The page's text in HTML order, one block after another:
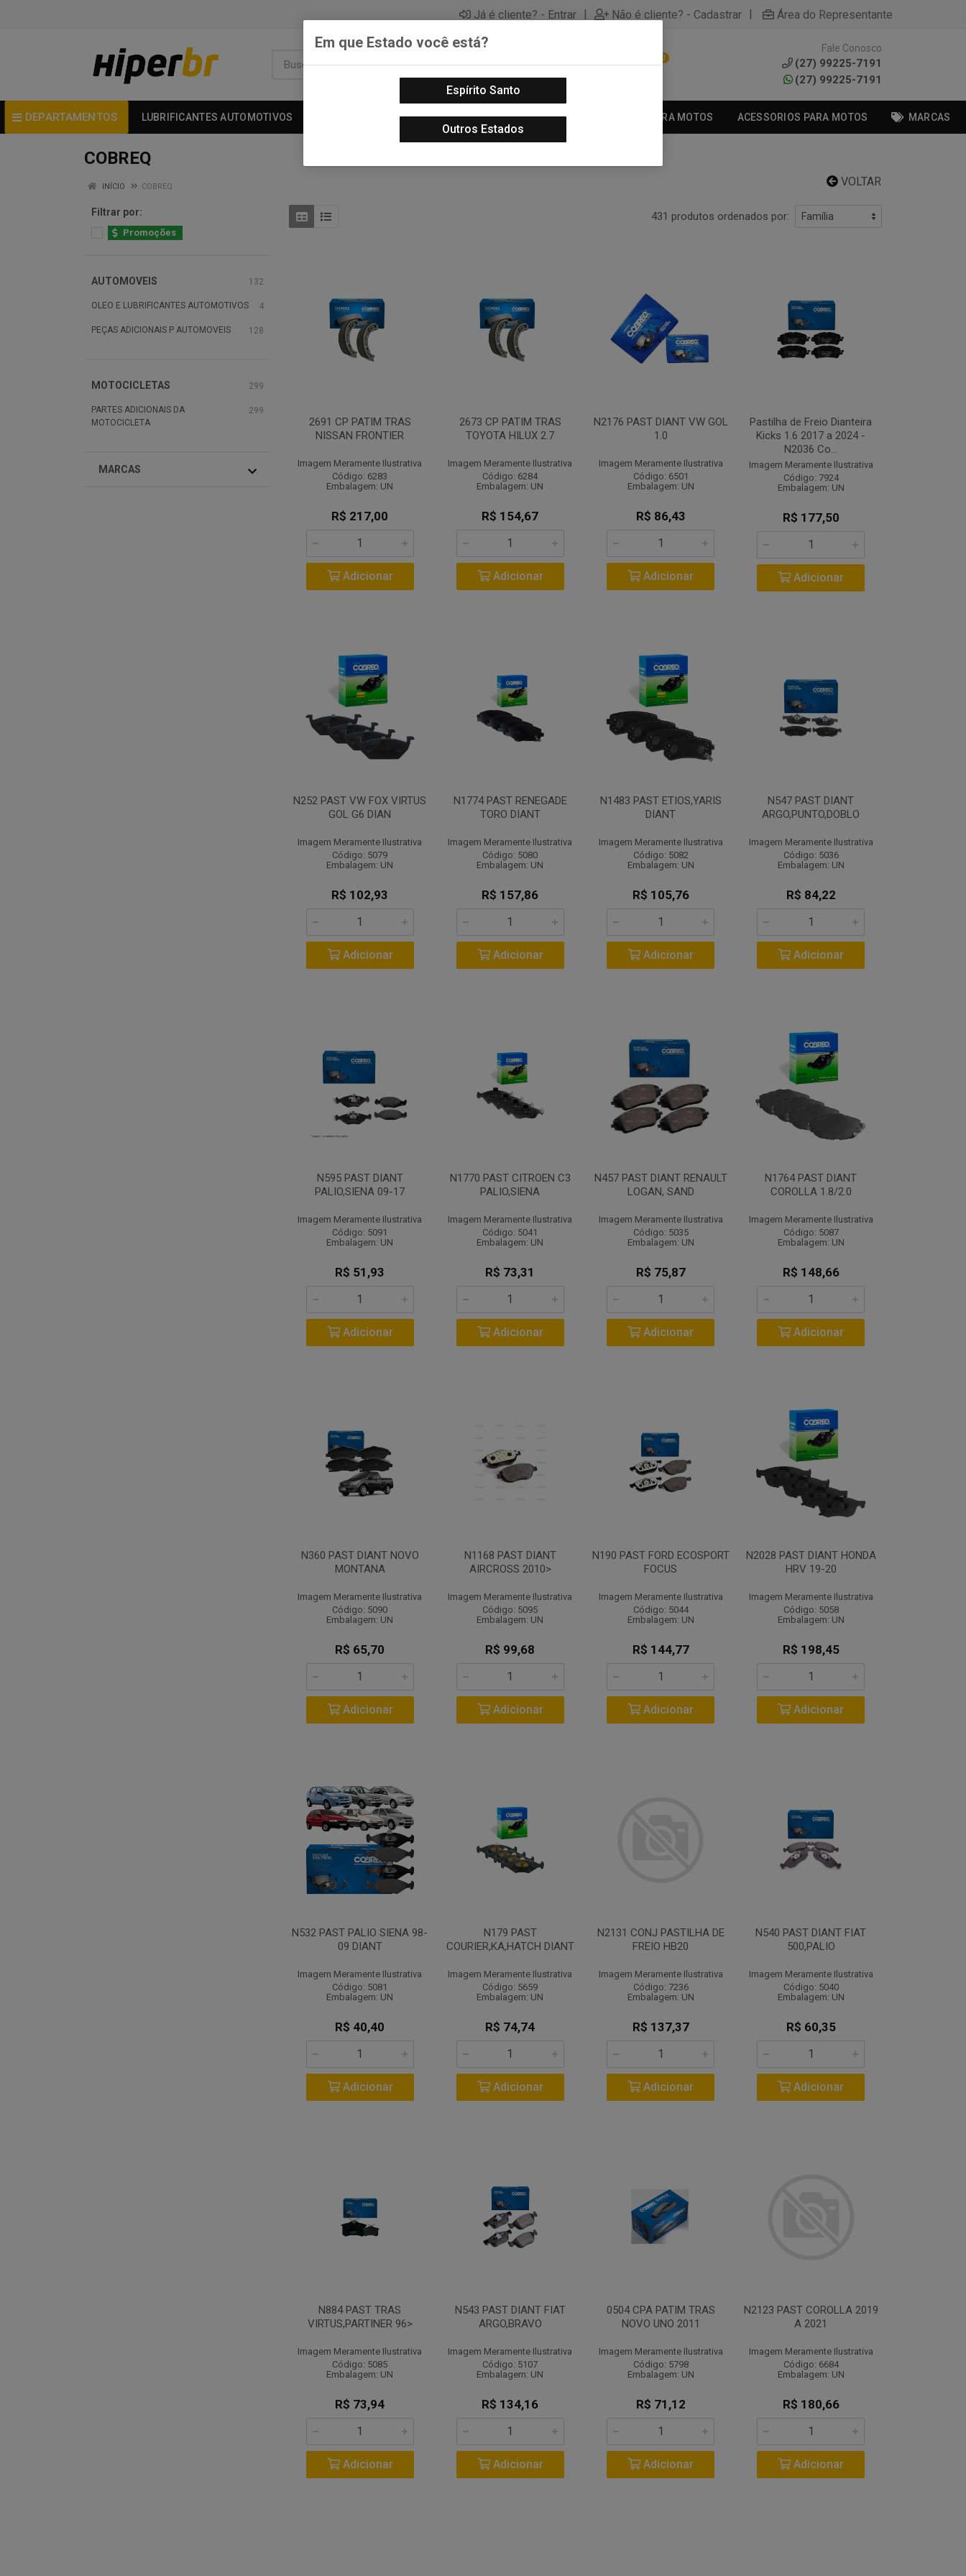
Já é cliente? - Entrar | Não é cliente? - Cadastrar | Área do Representante
0
Fale Conosco
(27) 99225-7191
(27) 99225-7191
DEPARTAMENTOS LUBRIFICANTES AUTOMOTIVOS PECAS AUTOMOTIVAS LUBRIFICANTES PARA MOTOS PECAS PARA MOTOS ACESSORIOS PARA MOTOS MARCAS
COBREQ
VOLTAR
INÍCIO COBREQ
Filtrar por:
Promoções
AUTOMOVEIS 132
OLEO E LUBRIFICANTES AUTOMOTIVOS 4
PEÇAS ADICIONAIS P AUTOMOVEIS 128
MOTOCICLETAS 299
PARTES ADICIONAIS DA
MOTOCICLETA
299
MARCAS
431 produtos ordenados por:
2691 CP PATIM TRAS
NISSAN FRONTIER
Imagem Meramente Ilustrativa
Código: 6283
Embalagem: UN
R$ 217,00
Adicionar
2673 CP PATIM TRAS
TOYOTA HILUX 2.7
Imagem Meramente Ilustrativa
Código: 6284
Embalagem: UN
R$ 154,67
Adicionar
N2176 PAST DIANT VW GOL
1.0
Imagem Meramente Ilustrativa
Código: 6501
Embalagem: UN
R$ 86,43
Adicionar
Pastilha de Freio Dianteira
Kicks 1.6 2017 a 2024 -
N2036 Co...
Imagem Meramente Ilustrativa
Código: 7924
Embalagem: UN
R$ 177,50
Adicionar
N252 PAST VW FOX VIRTUS
GOL G6 DIAN
Imagem Meramente Ilustrativa
Código: 5079
Embalagem: UN
R$ 102,93
Adicionar
N1774 PAST RENEGADE
TORO DIANT
Imagem Meramente Ilustrativa
Código: 5080
Embalagem: UN
R$ 157,86
Adicionar
N1483 PAST ETIOS,YARIS
DIANT
Imagem Meramente Ilustrativa
Código: 5082
Embalagem: UN
R$ 105,76
Adicionar
N547 PAST DIANT
ARGO,PUNTO,DOBLO
Imagem Meramente Ilustrativa
Código: 5036
Embalagem: UN
R$ 84,22
Adicionar
N595 PAST DIANT
PALIO,SIENA 09-17
Imagem Meramente Ilustrativa
Código: 5091
Embalagem: UN
R$ 51,93
Adicionar
N1770 PAST CITROEN C3
PALIO,SIENA
Imagem Meramente Ilustrativa
Código: 5041
Embalagem: UN
R$ 73,31
Adicionar
N457 PAST DIANT RENAULT
LOGAN, SAND
Imagem Meramente Ilustrativa
Código: 5035
Embalagem: UN
R$ 75,87
Adicionar
N1764 PAST DIANT
COROLLA 1.8/2.0
Imagem Meramente Ilustrativa
Código: 5087
Embalagem: UN
R$ 148,66
Adicionar
N360 PAST DIANT NOVO
MONTANA
Imagem Meramente Ilustrativa
Código: 5090
Embalagem: UN
R$ 65,70
Adicionar
N1168 PAST DIANT
AIRCROSS 2010>
Imagem Meramente Ilustrativa
Código: 5095
Embalagem: UN
R$ 99,68
Adicionar
N190 PAST FORD ECOSPORT
FOCUS
Imagem Meramente Ilustrativa
Código: 5044
Embalagem: UN
R$ 144,77
Adicionar
N2028 PAST DIANT HONDA
HRV 19-20
Imagem Meramente Ilustrativa
Código: 5058
Embalagem: UN
R$ 198,45
Adicionar
N532 PAST PALIO SIENA 98-
09 DIANT
Imagem Meramente Ilustrativa
Código: 5081
Embalagem: UN
R$ 40,40
Adicionar
N179 PAST
COURIER,KA,HATCH DIANT
Imagem Meramente Ilustrativa
Código: 5659
Embalagem: UN
R$ 74,74
Adicionar
N2131 CONJ PASTILHA DE
FREIO HB20
Imagem Meramente Ilustrativa
Código: 7236
Embalagem: UN
R$ 137,37
Adicionar
N540 PAST DIANT FIAT
500,PALIO
Imagem Meramente Ilustrativa
Código: 5040
Embalagem: UN
R$ 60,35
Adicionar
N884 PAST TRAS
VIRTUS,PARTINER 96>
Imagem Meramente Ilustrativa
Código: 5085
Embalagem: UN
R$ 73,94
Adicionar
N543 PAST DIANT FIAT
ARGO,BRAVO
Imagem Meramente Ilustrativa
Código: 5107
Embalagem: UN
R$ 134,16
Adicionar
0504 CPA PATIM TRAS
NOVO UNO 2011
Imagem Meramente Ilustrativa
Código: 5798
Embalagem: UN
R$ 71,12
Adicionar
N2123 PAST COROLLA 2019
A 2021
Imagem Meramente Ilustrativa
Código: 6684
Embalagem: UN
R$ 180,66
Adicionar
Em que Estado você está?
Espírito Santo
Outros Estados